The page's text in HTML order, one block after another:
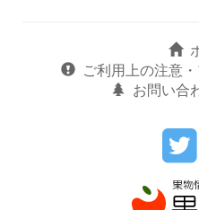
ご利用上の注意
お問い合